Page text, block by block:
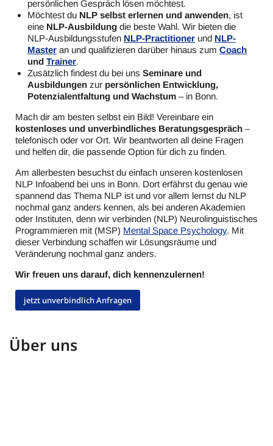
Über uns
persönlichen Gespräch lösen möchtest.
Möchtest du NLP selbst erlernen und anwenden, ist
eine NLP-Ausbildung die beste Wahl. Wir bieten die
NLP-Ausbildungsstufen NLP-Practitioner und NLP-
Master an und qualifizieren darüber hinaus zum Coach
und Trainer.
Zusätzlich findest du bei uns Seminare und
Ausbildungen zur persönlichen Entwicklung,
Potenzialentfaltung und Wachstum – in Bonn.
Mach dir am besten selbst ein Bild! Vereinbare ein
kostenloses und unverbindliches Beratungsgespräch –
telefonisch oder vor Ort. Wir beantworten all deine Fragen
und helfen dir, die passende Option für dich zu finden.
Am allerbesten besuchst du einfach unseren kostenlosen
NLP Infoabend bei uns in Bonn. Dort erfährst du genau wie
spannend das Thema NLP ist und vor allem lernst du NLP
nochmal ganz anders kennen, als bei anderen Akademien
oder Instituten, denn wir verbinden (NLP) Neurolinguistisches
Programmieren mit (MSP) Mental Space Psychology. Mit
dieser Verbindung schaffen wir Lösungsräume und
Veränderung nochmal ganz anders.
Wir freuen uns darauf, dich kennenzulernen!
jetzt unverbindlich Anfragen